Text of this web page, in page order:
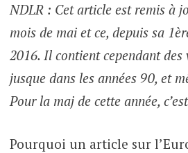
NDLR : Cet article est remis à
mois de mai et ce, depuis sa
2016. Il contient cependant
jusque dans les années 90, et
Pour la maj de cette année,
Pourquoi un article sur